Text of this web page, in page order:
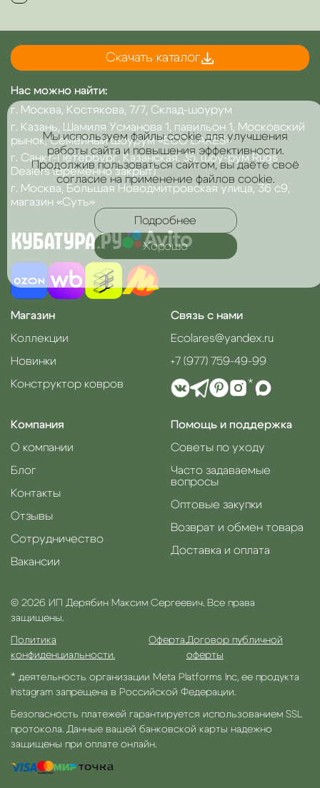
Скачать каталог
Нас можно найти:
г. Москва, Костякова, 7/7, Склад-шоурум
г. Казань, Шамиля Усманова 1, павильон 1, Московский
рынок, Семейный шоурум «ECO LARES»
г. Санкт-Петербург, Казанская, 35, шоу-рум Rugs
Dealers (Временно закрыт)
г. Москва, Большая Новодмитровская улица, 36 с9,
магазин «Суть»
Магазин
Коллекции
Новинки
Конструктор ковров
Компания
О компании
Блог
Контакты
Отзывы
Сотрудничество
Вакансии
Помощь и поддержка
Советы по уходу
Часто задаваемые
вопросы
Оптовые закупки
Возврат и обмен товара
Доставка и оплата
Связь с нами
Ecolares@yandex.ru
+7 (977) 759-49-99
*
© 2026 ИП Дерябин Максим Сергеевич. Все права
защищены.
Политика
конфиденциальности.
Оферта.Договор публичной
оферты
* деятельность организации Meta Platforms Inc, ее продукта
Instagram запрещена в Российской Федерации.
Безопасность платежей гарантируется использованием SSL
протокола. Данные вашей банковской карты надежно
защищены при оплате онлайн.
Мы используем файлы cookie для улучшения
работы сайта и повышения эффективности.
Продолжив пользоваться сайтом, вы даёте своё
согласие на применение файлов cookie.
Подробнее
Хорошо